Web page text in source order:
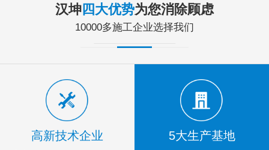
汉坤 四大优势为您消除顾虑
10000多施工企业选择我们
高新技术企业 5大生产基地